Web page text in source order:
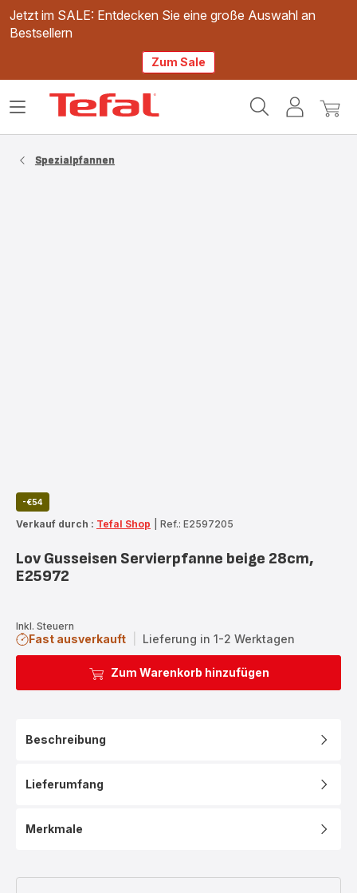
Jetzt im SALE: Entdecken Sie eine große Auswahl an
Bestsellern
Zum Sale
Mein
Mein
Das
Spezialpfannen
-€54
Verkauf durch : Tefal Shop Ref.: E2597205
Lov Gusseisen Servierpfanne beige 28cm,
E25972
Inkl. Steuern
Fast ausverkauft Lieferung in 1-2 Werktagen
Zum Warenkorb hinzufügen
Beschreibung
Lieferumfang
Merkmale